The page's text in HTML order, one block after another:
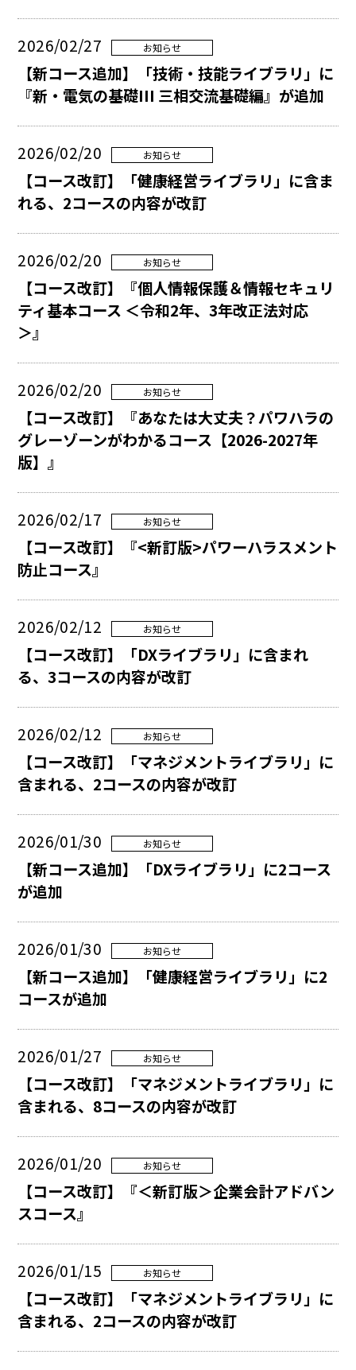
2026/02/27 お知らせ
【新コース追加】「技術・技能ライブラリ」に
『新・電気の基礎III 三相交流基礎編』が追加
2026/02/20 お知らせ
【コース改訂】「健康経営ライブラリ」に含ま
れる、2コースの内容が改訂
2026/02/20 お知らせ
【コース改訂】『個人情報保護＆情報セキュリ
ティ基本コース ＜令和2年、3年改正法対応
＞』
2026/02/20 お知らせ
【コース改訂】『あなたは大丈夫？パワハラの
グレーゾーンがわかるコース【2026-2027年
版】』
2026/02/17 お知らせ
【コース改訂】『<新訂版>パワーハラスメント
防止コース』
2026/02/12 お知らせ
【コース改訂】「DXライブラリ」に含まれ
る、3コースの内容が改訂
2026/02/12 お知らせ
【コース改訂】「マネジメントライブラリ」に
含まれる、2コースの内容が改訂
2026/01/30 お知らせ
【新コース追加】「DXライブラリ」に2コース
が追加
2026/01/30 お知らせ
【新コース追加】「健康経営ライブラリ」に2
コースが追加
2026/01/27 お知らせ
【コース改訂】「マネジメントライブラリ」に
含まれる、8コースの内容が改訂
2026/01/20 お知らせ
【コース改訂】『＜新訂版＞企業会計アドバン
スコース』
2026/01/15 お知らせ
【コース改訂】「マネジメントライブラリ」に
含まれる、2コースの内容が改訂